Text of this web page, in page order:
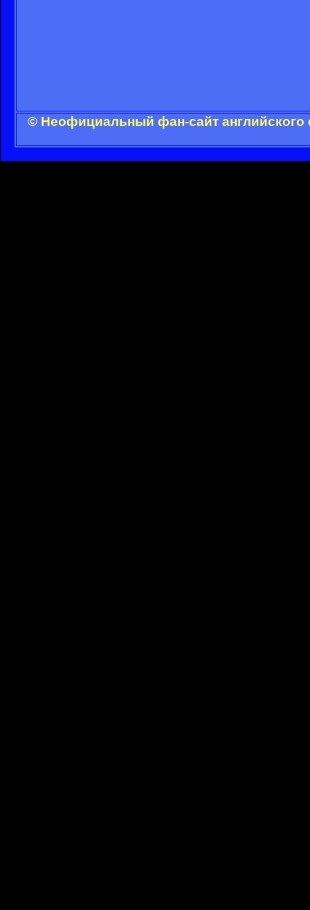
© Неофициальный фан-сайт английского